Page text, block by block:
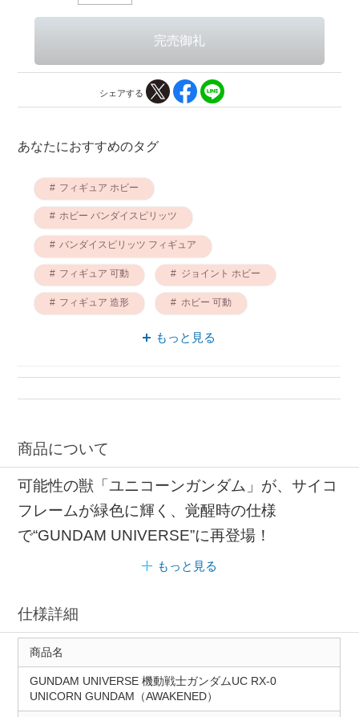
シェアする
あなたにおすすめのタグ
フィギュア ホビー
ホビー バンダイスピリッツ
バンダイスピリッツ フィギュア
フィギュア 可動 ジョイント ホビー
フィギュア 造形 ホビー 可動
ホビー 機動戦士ガンダム
もっと見る
商品について
可能性の獣「ユニコーンガンダム」が、サイコ
フレームが緑色に輝く、覚醒時の仕様
で“GUNDAM UNIVERSE”に再登場！
もっと見る
仕様詳細
商品名
GUNDAM UNIVERSE 機動戦士ガンダムUC RX-0
UNICORN GUNDAM（AWAKENED）